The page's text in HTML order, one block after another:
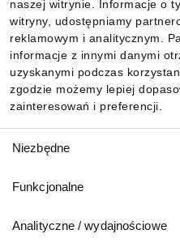
naszej witrynie. Informacje o
witryny, udostępniamy
reklamowym i analitycznym.
informacje z innymi danymi
uzyskanymi podczas
zgodzie możemy lepiej
zainteresowań i preferencji.
zgody
Niezbędne
Funkcjonalne
Analityczne / wydajnościowe
Pobierz naszą